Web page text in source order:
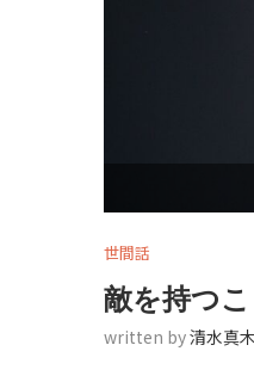
世間話
敵を持つ
written by清水真木